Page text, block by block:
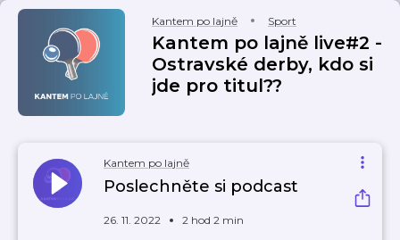
Kantem po lajně Sport
Kantem po lajně live#2 -
Ostravské derby, kdo si
jde pro titul??
Kantem po lajně
Poslechněte si podcast
26. 11. 2022 2 hod 2 min